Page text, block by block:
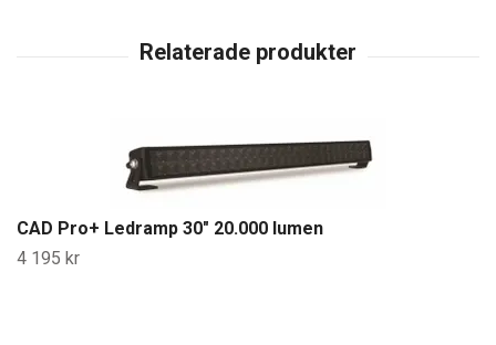
CAD Pro+ Ledramp 30" 20.000 lumen
4 195 kr